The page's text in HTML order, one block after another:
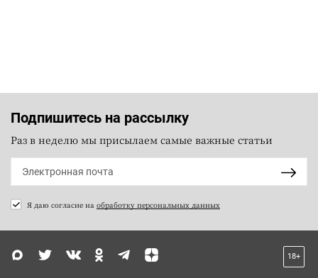
Подпишитесь на рассылку
Раз в неделю мы присылаем самые важные статьи
Я даю согласие на обработку персональных данных
18+